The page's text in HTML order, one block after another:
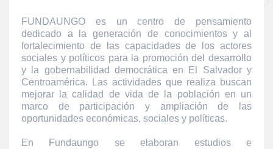
FUNDAUNGO es un centro de pensamiento
dedicado a la generación de conocimientos y al
fortalecimiento de las capacidades de los actores
sociales y políticos para la promoción del desarrollo
y la gobernabilidad democrática en El Salvador y
Centroamérica. Las actividades que realiza buscan
mejorar la calidad de vida de la población en un
marco de participación y ampliación de las
oportunidades económicas, sociales y políticas.
En Fundaungo se elaboran estudios e